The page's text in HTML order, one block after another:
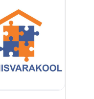
õigusaktidest;